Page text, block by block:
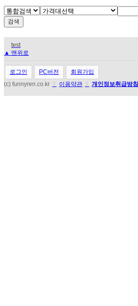
test
▲ 맨위로
로그인 PC버전
회원가입
(c) funnyren.co.kr
이용약관 개인정보취급방침